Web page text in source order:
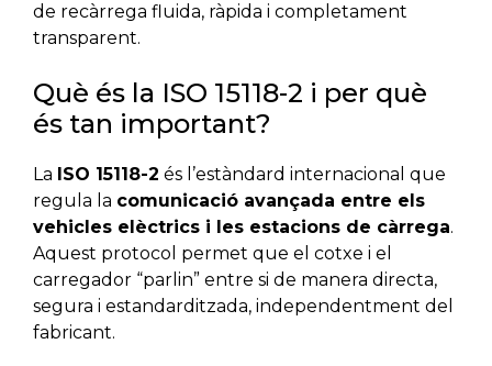
de recàrrega fluida, ràpida i completament
transparent.
Què és la ISO 15118-2 i per què
és tan important?
La ISO 15118-2 és l’estàndard internacional que
regula la comunicació avançada entre els
vehicles elèctrics i les estacions de càrrega.
Aquest protocol permet que el cotxe i el
carregador “parlin” entre si de manera directa,
segura i estandarditzada, independentment del
fabricant.